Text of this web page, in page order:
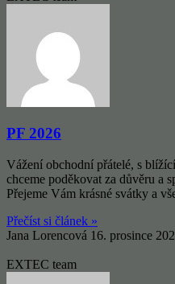
PF 2026
Vážení obchodní přátelé, s
chceme poděkovat za důvěru a
Přejeme Vám krásné svátky a
Přečíst si článek »
Jana Lorencová 16. prosince
EXTEC team